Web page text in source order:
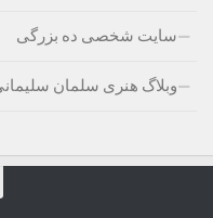
سایت شخصی ده بزرگی
وبلاگ هنری سلمان